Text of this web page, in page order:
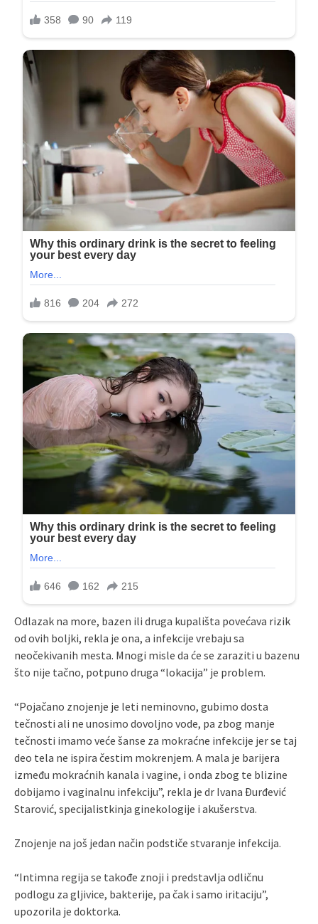
Odlazak na more, bazen ili druga kupališta povećava rizik
od ovih boljki, rekla je ona, a infekcije vrebaju sa
neočekivanih mesta. Mnogi misle da će se zaraziti u bazenu
što nije tačno, potpuno druga “lokacija” je problem.
“Pojačano znojenje je leti neminovno, gubimo dosta
tečnosti ali ne unosimo dovoljno vode, pa zbog manje
tečnosti imamo veće šanse za mokraćne infekcije jer se taj
deo tela ne ispira čestim mokrenjem. A mala je barijera
između mokraćnih kanala i vagine, i onda zbog te blizine
dobijamo i vaginalnu infekciju”, rekla je dr Ivana Đurđević
Starović, specijalistkinja ginekologije i akušerstva.
Znojenje na još jedan način podstiče stvaranje infekcija.
“Intimna regija se takođe znoji i predstavlja odličnu
podlogu za gljivice, bakterije, pa čak i samo iritaciju”,
upozorila je doktorka.